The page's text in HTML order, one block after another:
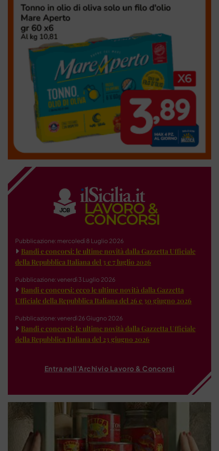
Pubblicazione: mercoledì 8 Luglio 2026
Bandi e concorsi: le ultime novità dalla Gazzetta Ufficiale
della Repubblica Italiana del 3 e 7 luglio 2026
Pubblicazione: venerdì 3 Luglio 2026
Bandi e concorsi: ecco le ultime novità dalla Gazzetta
Ufficiale della Repubblica Italiana del 26 e 30 giugno 2026
Pubblicazione: venerdì 26 Giugno 2026
Bandi e concorsi: le ultime novità dalla Gazzetta Ufficiale
della Repubblica Italiana del 23 giugno 2026
Entra nell'Archivio Lavoro & Concorsi